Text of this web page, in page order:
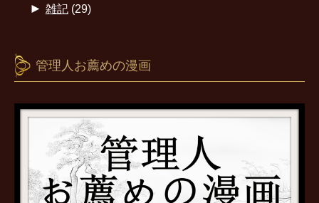
► 雑記(29)
管理人お薦めの漫画